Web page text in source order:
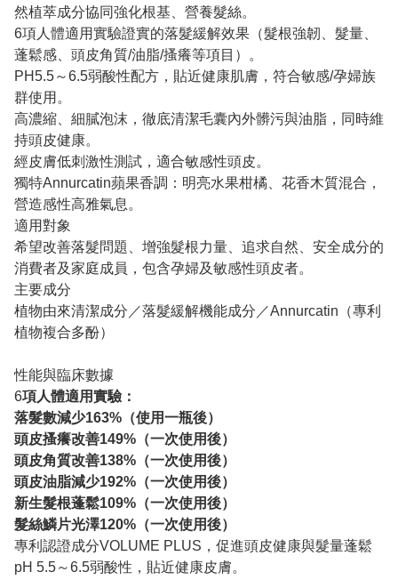
然植萃成分協同強化根基、營養髮絲。
6項人體適用實驗證實的落髮緩解效果（髮根強韌、髮量、
蓬鬆感、頭皮角質/油脂/搔癢等項目）。
PH5.5～6.5弱酸性配方，貼近健康肌膚，符合敏感/孕婦族
群使用。
高濃縮、細膩泡沫，徹底清潔毛囊內外髒污與油脂，同時維
持頭皮健康。
經皮膚低刺激性測試，適合敏感性頭皮。
獨特Annurcatin蘋果香調：明亮水果柑橘、花香木質混合，
營造感性高雅氣息。
適用對象
希望改善落髮問題、增強髮根力量、追求自然、安全成分的
消費者及家庭成員，包含孕婦及敏感性頭皮者。
主要成分
植物由來清潔成分／落髮緩解機能成分／Annurcatin（專利
植物複合多酚）
性能與臨床數據
6項人體適用實驗：
落髮數減少163%（使用一瓶後）
頭皮搔癢改善149%（一次使用後）
頭皮角質改善138%（一次使用後）
頭皮油脂減少192%（一次使用後）
新生髮根蓬鬆109%（一次使用後）
髮絲鱗片光澤120%（一次使用後）
專利認證成分VOLUME PLUS，促進頭皮健康與髮量蓬鬆
pH 5.5～6.5弱酸性，貼近健康皮膚。